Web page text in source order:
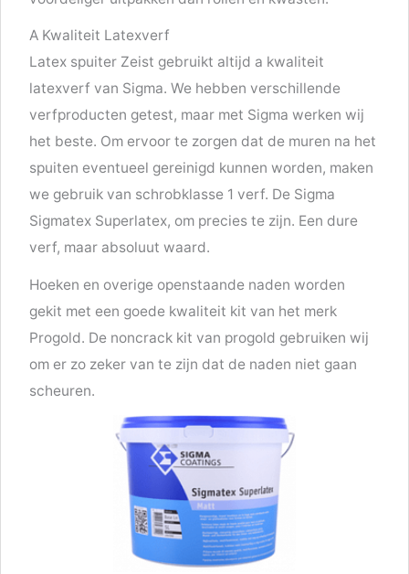
A Kwaliteit Latexverf
Latex spuiter Zeist gebruikt altijd a kwaliteit
latexverf van Sigma. We hebben verschillende
verfproducten getest, maar met Sigma werken wij
het beste. Om ervoor te zorgen dat de muren na het
spuiten eventueel gereinigd kunnen worden, maken
we gebruik van schrobklasse 1 verf. De Sigma
Sigmatex Superlatex, om precies te zijn. Een dure
verf, maar absoluut waard.
Hoeken en overige openstaande naden worden
gekit met een goede kwaliteit kit van het merk
Progold. De noncrack kit van progold gebruiken wij
om er zo zeker van te zijn dat de naden niet gaan
scheuren.